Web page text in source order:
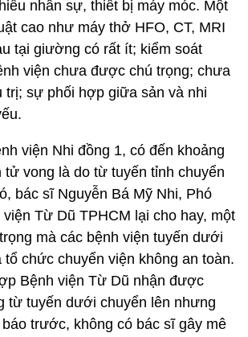
nhân sự, thiết bị máy móc. Một
cao như máy thở HFO, CT, MRI
tại giường có rất ít; kiểm soát
viện chưa được chú trọng; chưa
trị; sự phối hợp giữa sản và nhi
viện Nhi đồng 1, có đến khoảng
tử vong là do từ tuyến tỉnh chuyển
bác sĩ Nguyễn Bá Mỹ Nhi, Phó
Từ Dũ TPHCM lại cho hay, một
mà các bệnh viện tuyến dưới
tổ chức chuyển viện không an toàn.
Bệnh viện Từ Dũ nhận được
từ tuyến dưới chuyển lên nhưng
trước, không có bác sĩ gây mê